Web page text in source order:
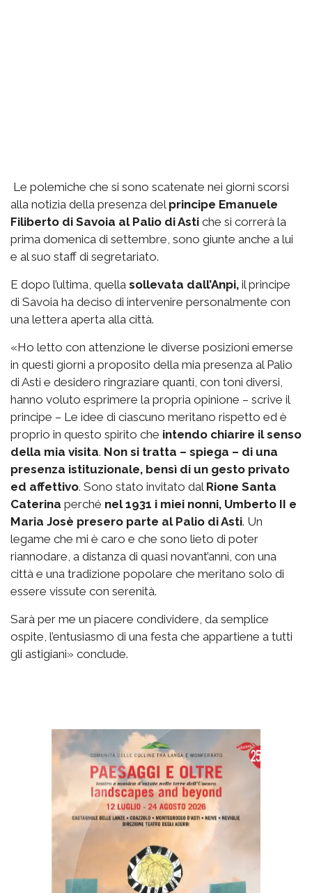
Le polemiche che si sono scatenate nei giorni scorsi
alla notizia della presenza del principe Emanuele
Filiberto di Savoia al Palio di Asti che si correrà la
prima domenica di settembre, sono giunte anche a lui
e al suo staff di segretariato.
E dopo l’ultima, quella sollevata dall’Anpi, il principe
di Savoia ha deciso di intervenire personalmente con
una lettera aperta alla città.
«Ho letto con attenzione le diverse posizioni emerse
in questi giorni a proposito della mia presenza al Palio
di Asti e desidero ringraziare quanti, con toni diversi,
hanno voluto esprimere la propria opinione – scrive il
principe – Le idee di ciascuno meritano rispetto ed è
proprio in questo spirito che intendo chiarire il senso
della mia visita. Non si tratta – spiega – di una
presenza istituzionale, bensì di un gesto privato
ed affettivo. Sono stato invitato dal Rione Santa
Caterina perché nel 1931 i miei nonni, Umberto II e
Maria Josè presero parte al Palio di Asti. Un
legame che mi è caro e che sono lieto di poter
riannodare, a distanza di quasi novant’anni, con una
città e una tradizione popolare che meritano solo di
essere vissute con serenità.
Sarà per me un piacere condividere, da semplice
ospite, l’entusiasmo di una festa che appartiene a tutti
gli astigiani» conclude.